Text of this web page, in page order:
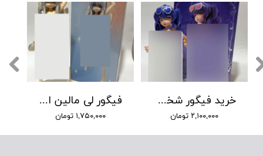
★★ ★ ★
فیگور لی مالین از انیمه آزور لین
۱,۷۵۰,۰۰۰ تومان
خرید فیگور شخصیت پولا آزورلین pola azurlin
۲,۱۰۰,۰۰۰ تومان